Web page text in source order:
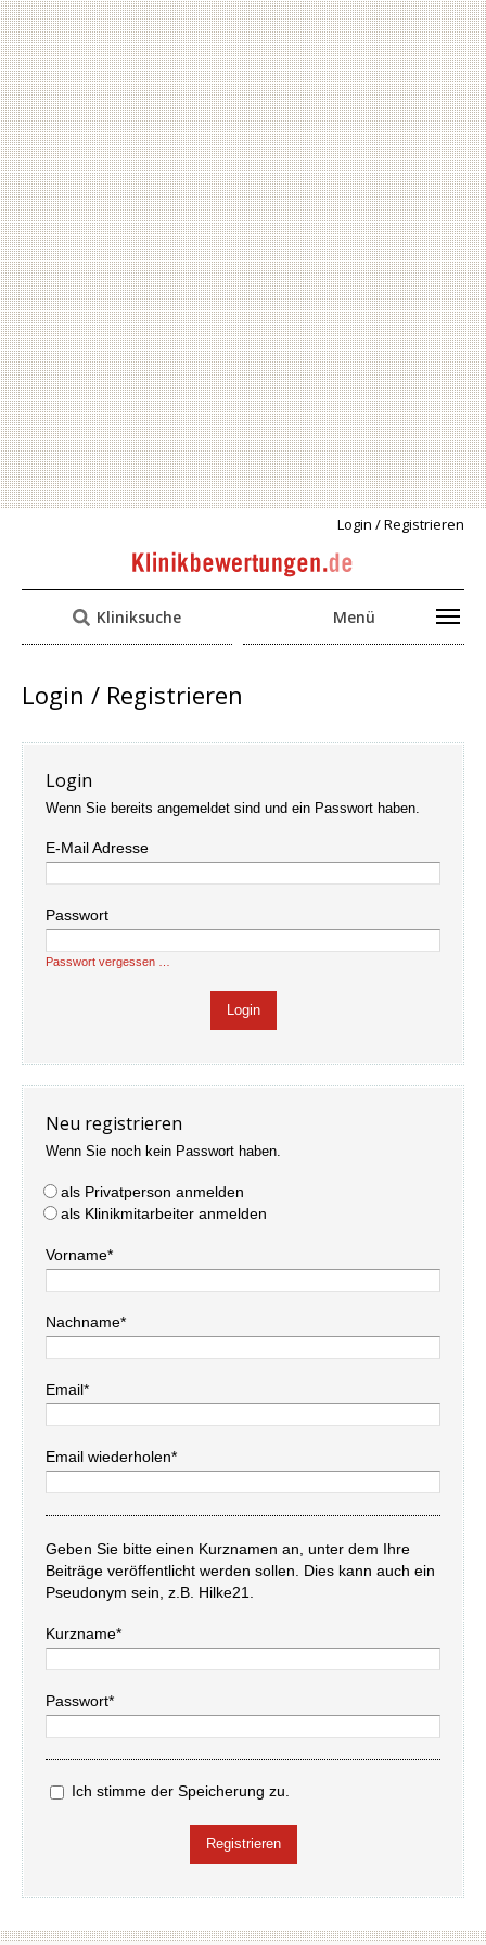
Login / Registrieren
Kliniksuche Menü
Login / Registrieren
Login
Wenn Sie bereits angemeldet sind und ein Passwort haben.
E-Mail Adresse
Passwort
Passwort vergessen …
Neu registrieren
Wenn Sie noch kein Passwort haben.
als Privatperson anmelden
als Klinikmitarbeiter anmelden
Vorname*
Nachname*
Email*
Email wiederholen*
Geben Sie bitte einen Kurznamen an, unter dem Ihre
Beiträge veröffentlicht werden sollen. Dies kann auch ein
Pseudonym sein, z.B. Hilke21.
Kurzname*
Passwort*
Ich stimme der Speicherung zu.